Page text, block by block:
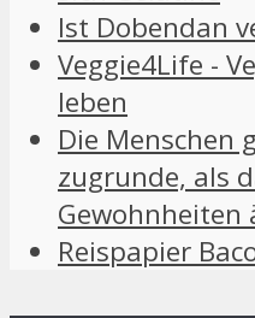
Ist Dobendan
Veggie4Life -
leben
Die Menschen
zugrunde, als
Gewohnheiten
Reispapier